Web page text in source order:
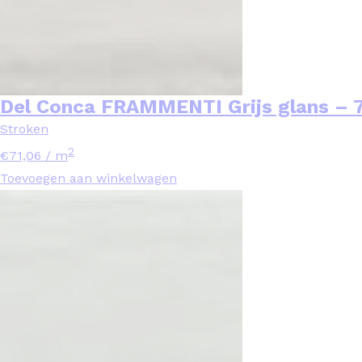
Del Conca FRAMMENTI Grijs glans –
Stroken
€71,06 / m2
Toevoegen aan winkelwagen